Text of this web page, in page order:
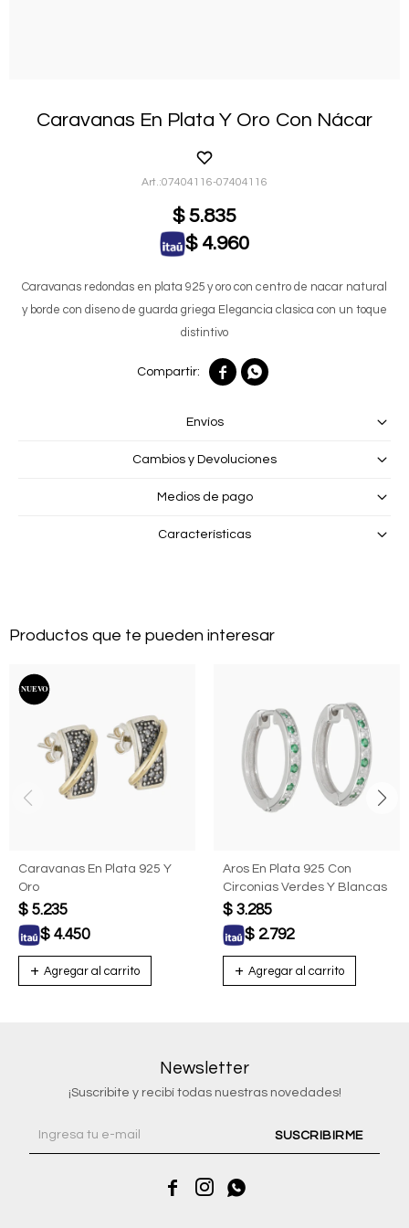
Caravanas En Plata Y Oro Con Nácar
07404116-07404116
$ 5.835
$ 4.960
Caravanas redondas en plata 925 y oro con centro de nacar natural
y borde con diseno de guarda griega Elegancia clasica con un toque
distintivo
 
Envíos
Cambios y Devoluciones
Medios de pago
Características
Productos que te pueden interesar
Caravanas En Plata 925 Y
Oro
$ 5.235
$ 4.450
Aros En Plata 925 Con
Circonias Verdes Y Blancas
$ 3.285
$ 2.792
Newsletter
¡Suscribite y recibí todas nuestras novedades!
SUSCRIBIRME
  